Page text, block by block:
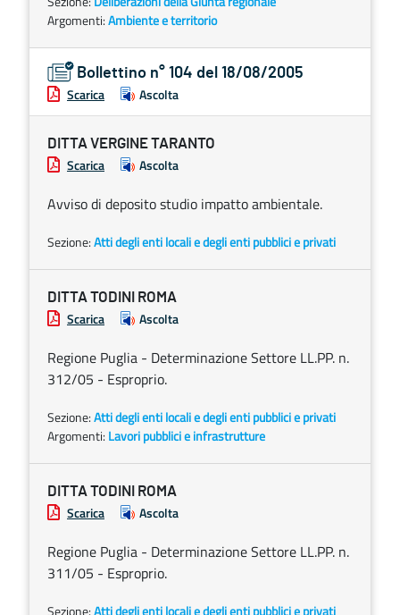
Argomenti:Ambiente e territorio
Bollettino n° 104 del 18/08/2005
Scarica Ascolta
DITTA VERGINE TARANTO
Scarica Ascolta
Avviso di deposito studio impatto ambientale.
Sezione:Atti degli enti locali e degli enti pubblici e privati
DITTA TODINI ROMA
Scarica Ascolta
Regione Puglia - Determinazione Settore LL.PP. n.
312/05 - Esproprio.
Sezione:Atti degli enti locali e degli enti pubblici e privati
Argomenti: Lavori pubblici e infrastrutture
DITTA TODINI ROMA
Scarica Ascolta
Regione Puglia - Determinazione Settore LL.PP. n.
311/05 - Esproprio.
Sezione:Atti degli enti locali e degli enti pubblici e privati